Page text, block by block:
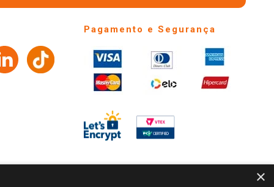
Pagamento e Segurança
×